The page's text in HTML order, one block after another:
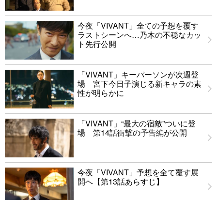
今夜「VIVANT」全ての予想を覆す
ラストシーンへ…乃木の不穏なカッ
ト先行公開
「VIVANT」キーパーソンが次週登
場 宮下今日子演じる新キャラの素
性が明らかに
「VIVANT」“最大の宿敵”ついに登
場 第14話衝撃の予告編が公開
今夜「VIVANT」予想を全て覆す展
開へ【第13話あらすじ】